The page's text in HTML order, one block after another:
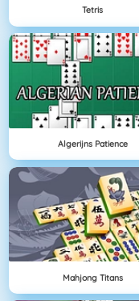
Tetris
Algerijns Patience
Mahjong Titans